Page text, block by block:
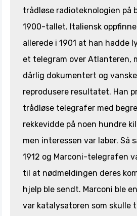
trådløse radioteknologien på
1900-tallet. Italiensk
allerede i 1901 at han hadde
et telegram over Atlanteren,
dårlig dokumentert og
reprodusere resultatet. Han
trådløse telegrafer med
rekkevidde på noen hundre
men interessen var laber. Så
1912 og Marconi-telegrafen
til at nødmeldingen deres
hjelp ble sendt. Marconi ble
var katalysatoren som skulle